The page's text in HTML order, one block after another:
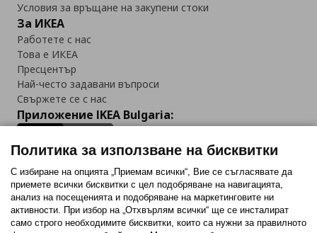
Условия за връщане на закупени стоки
За ИКЕА
Работете с нас
Това е ИКЕА
Пресцентър
Най-често задавани въпроси
Свържете се с нас
Приложение IKEA Bulgaria:
Последвайте ни:
FacebookTwitterYoutubePinterestInstagram
Политика за използване на бисквитки
С избиране на опцията „Приемам всички“, Вие се съгласявате да
приемете всички бисквитки с цел подобряване на навигацията,
анализ на посещенията и подобряване на маркетинговите ни
активности. При избор на „Отхвърлям всички“ ще се инсталират
само строго необходимитe бисквитки, които са нужни за правилното